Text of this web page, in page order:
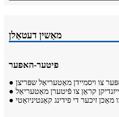
מאַשין דעטאַלן
פיטער-האפער